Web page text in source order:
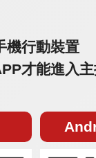
機行動裝置
才能進入